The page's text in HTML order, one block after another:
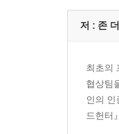
저 : 존
최초의
협상팀
인의 인
드헌터